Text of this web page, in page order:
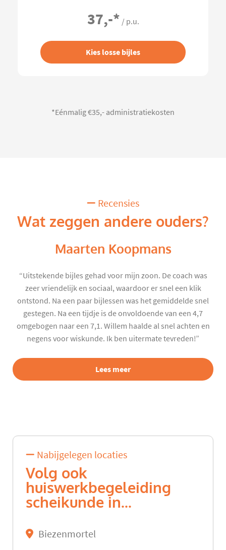
37,-* / p.u.
Kies losse bijles
*Eénmalig €35,- administratiekosten
Recensies
Wat zeggen andere ouders?
Maarten Koopmans
“Uitstekende bijles gehad voor mijn zoon. De coach was
zeer vriendelijk en sociaal, waardoor er snel een klik
ontstond. Na een paar bijlessen was het gemiddelde snel
gestegen. Na een tijdje is de onvoldoende van een 4,7
omgebogen naar een 7,1. Willem haalde al snel achten en
negens voor wiskunde. Ik ben uitermate tevreden!”
Lees meer
Nabijgelegen locaties
Volg ook
huiswerkbegeleiding
scheikunde in...
Biezenmortel